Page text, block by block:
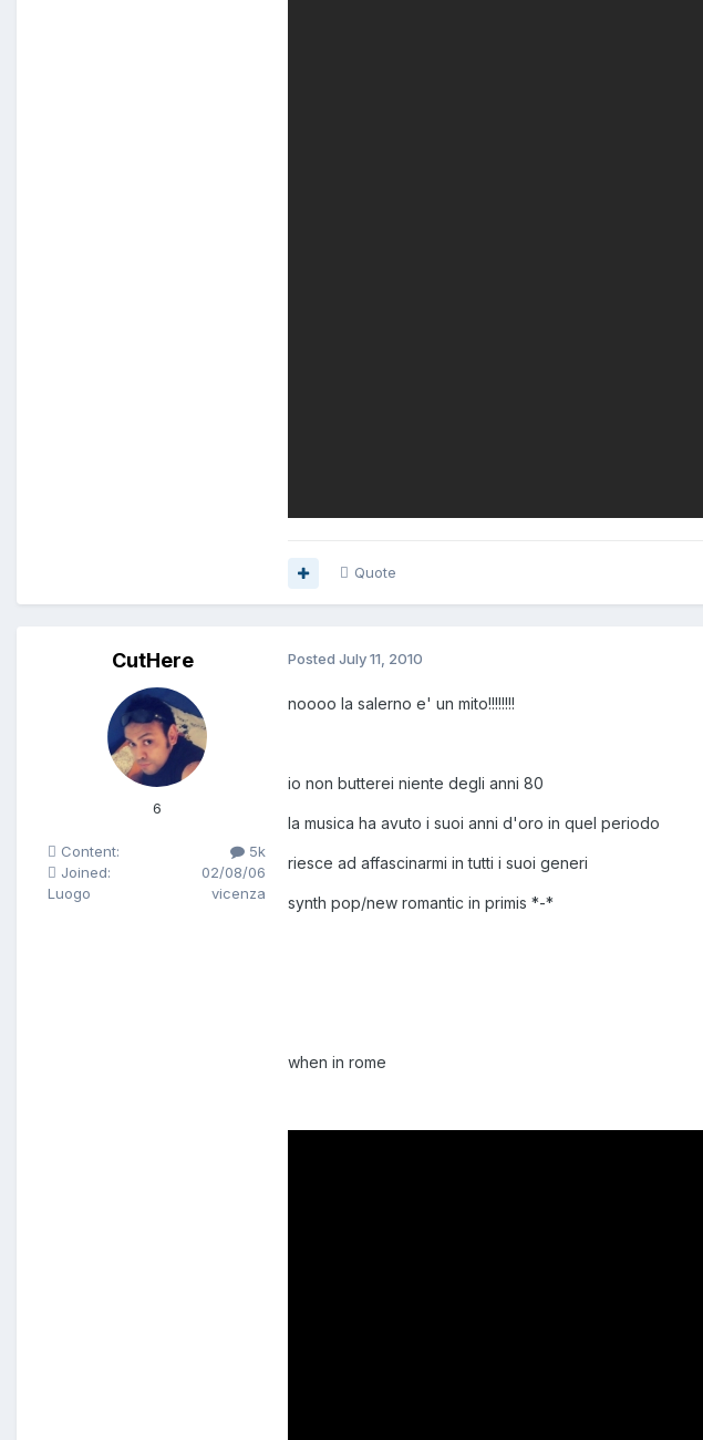
Quote
CutHere
6
Content:
5k
Joined:
02/08/06
Luogo
vicenza
Posted July 11, 2010
noooo la salerno e' un mito!!!!!!!!
io non butterei niente degli anni 80
la musica ha avuto i suoi anni d'oro in quel periodo
riesce ad affascinarmi in tutti i suoi generi
synth pop/new romantic in primis *-*
when in rome